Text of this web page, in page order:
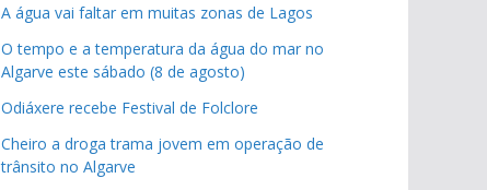
A água vai faltar em muitas zonas de Lagos
O tempo e a temperatura da água do mar no
Algarve este sábado (8 de agosto)
Odiáxere recebe Festival de Folclore
Cheiro a droga trama jovem em operação de
trânsito no Algarve